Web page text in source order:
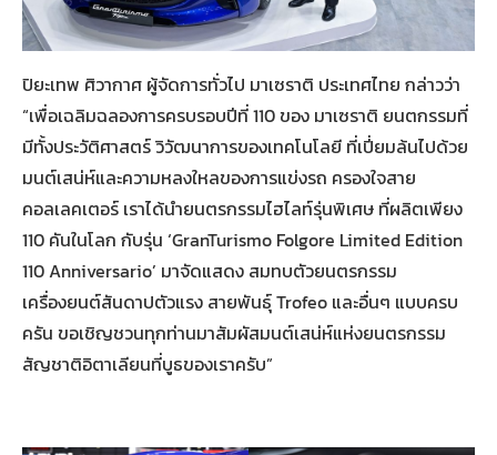
ปิยะเทพ ศิวากาศ ผู้จัดการทั่วไป มาเซราติ ประเทศไทย กล่าวว่า
“เพื่อเฉลิมฉลองการครบรอบปีที่ 110 ของ มาเซราติ ยนตกรรมที่
มีทั้งประวัติศาสตร์ วิวัฒนาการของเทคโนโลยี ที่เปี่ยมล้นไปด้วย
มนต์เสน่ห์และความหลงใหลของการแข่งรถ ครองใจสาย
คอลเลคเตอร์ เราได้นำยนตรกรรมไฮไลท์รุ่นพิเศษ ที่ผลิตเพียง
110 คันในโลก กับรุ่น ‘GranTurismo Folgore Limited Edition
110 Anniversario’ มาจัดแสดง สมทบตัวยนตรกรรม
เครื่องยนต์สันดาปตัวแรง สายพันธุ์ Trofeo และอื่นๆ แบบครบ
ครัน ขอเชิญชวนทุกท่านมาสัมผัสมนต์เสน่ห์แห่งยนตรกรรม
สัญชาติอิตาเลียนที่บูธของเราครับ”